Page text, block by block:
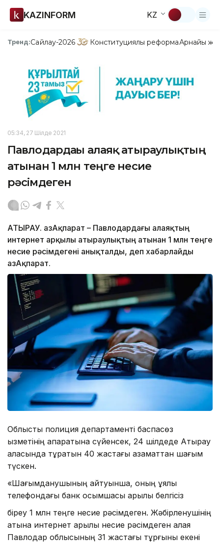
KAZINFORM KZ
Тренд:Сайлау-2026 Конституциялық реформаАрнайы
05:34, 27 Шілде 2021
Павлодардағы алаяқ атыраулықтың
атынан 1 млн теңге несие
рәсімдеген
АТЫРАУ. ҚазАқпарат – Павлодардағы алаяқтың
интернет арқылы атыраулықтың атынан 1 млн теңге
несие рәсімдегені анықталды, деп хабарлайды
ҚазАқпарат.
Облыстық полиция департаменті баспасөз
қызметінің ақпаратына сүйенсек, 24 шілдеде Атырау
қаласында тұратын 40 жастағы азаматтан шағым
түскен.
«Шағымданушының айтуынша, оның ұялы
телефондағы банк қосымшасы арқылы белгісіз
біреу 1 млн теңге несие рәсімдеген. Жәбірленушінің
атына интернет арқылы несие рәсімдеген алаяқ
Павлодар облысының 31 жастағы тұрғыны екені